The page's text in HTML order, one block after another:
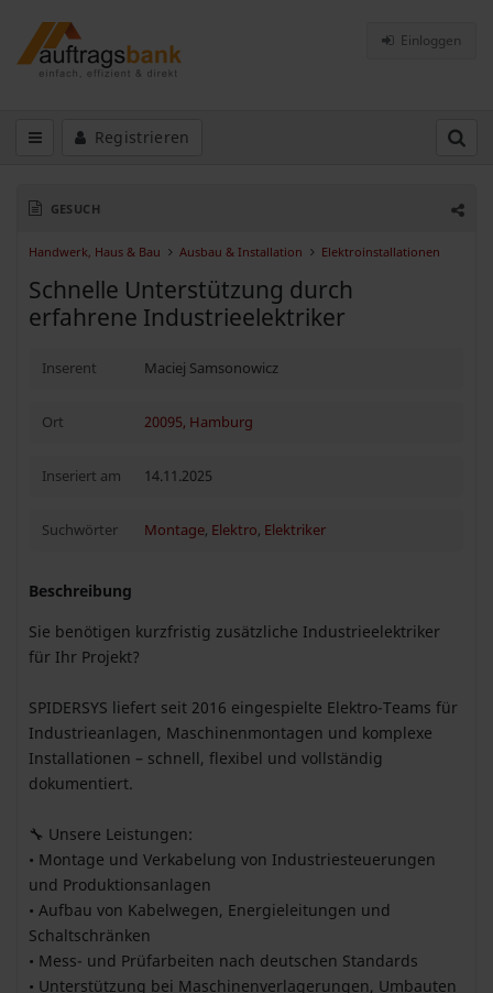
Einloggen
Registrieren
GESUCH
Handwerk, Haus & Bau Ausbau & Installation Elektroinstallationen
Schnelle Unterstützung durch
erfahrene Industrieelektriker
Inserent Maciej Samsonowicz
Ort 20095, Hamburg
Inseriert am 14.11.2025
Suchwörter Montage, Elektro, Elektriker
Beschreibung
Sie benötigen kurzfristig zusätzliche Industrieelektriker
für Ihr Projekt?
SPIDERSYS liefert seit 2016 eingespielte Elektro-Teams für
Industrieanlagen, Maschinenmontagen und komplexe
Installationen – schnell, flexibel und vollständig
dokumentiert.
🔧 Unsere Leistungen:
• Montage und Verkabelung von Industriesteuerungen
und Produktionsanlagen
• Aufbau von Kabelwegen, Energieleitungen und
Schaltschränken
• Mess- und Prüfarbeiten nach deutschen Standards
• Unterstützung bei Maschinenverlagerungen, Umbauten